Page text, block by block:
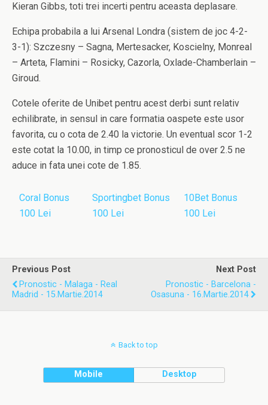
Kieran Gibbs, toti trei incerti pentru aceasta deplasare.
Echipa probabila a lui Arsenal Londra (sistem de joc 4-2-
3-1): Szczesny – Sagna, Mertesacker, Koscielny, Monreal
– Arteta, Flamini – Rosicky, Cazorla, Oxlade-Chamberlain –
Giroud.
Cotele oferite de Unibet pentru acest derbi sunt relativ
echilibrate, in sensul in care formatia oaspete este usor
favorita, cu o cota de 2.40 la victorie. Un eventual scor 1-2
este cotat la 10.00, in timp ce pronosticul de over 2.5 ne
aduce in fata unei cote de 1.85.
Coral Bonus
100 Lei
Sportingbet Bonus
100 Lei
10Bet Bonus
100 Lei
Previous Post
Pronostic - Malaga - Real
Madrid - 15.Martie.2014
Next Post
Pronostic - Barcelona -
Osasuna - 16.Martie.2014
Back to top
Mobile Desktop